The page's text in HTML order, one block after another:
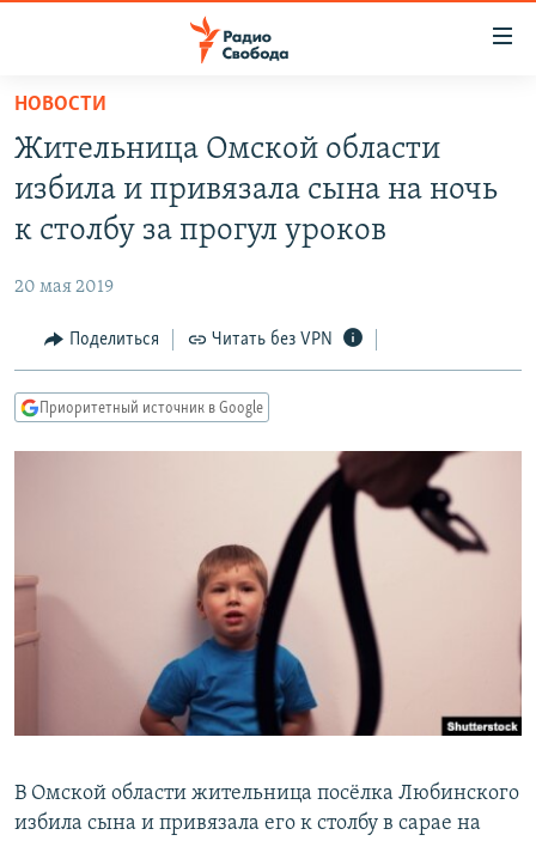
упрощенного
доступа
Вернуться
основному
Вернутся
Вернутся
ПОДКАСТЫ
АВТОРСКИЕ ПРОЕКТЫ
МНЕНИЯ
КУЛЬТУРА
КАВКАЗ.РЕАЛИИ
РАСПИСАНИЕ ВЕЩАНИЯ
ПОДПИШИТЕСЬ НА РАССЫЛКУ
СОЦИАЛЬНЫЕ СЕТИ
Все сайты РСЕ/РС
НОВОСТИ
Жительница Омской области
избила и привязала сына на ночь
к столбу за прогул уроков
20 мая 2019
Поделиться Читать без VPN
Приоритетный источник в Google
В Омской области жительница посёлка Любинского
избила сына и привязала его к столбу в сарае на